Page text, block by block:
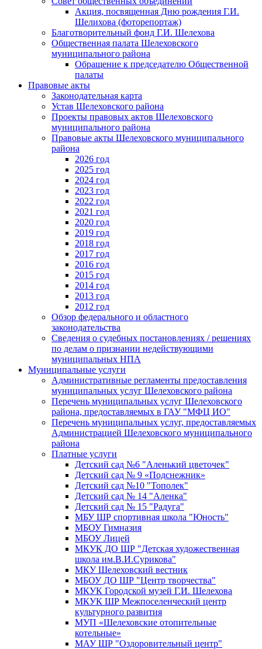
Акция, посвященная Дню рождения Г.И.
Шелихова (фоторепортаж)
Благотворительный фонд Г.И. Шелехова
Общественная палата Шелеховского
муниципального района
Обращение к председателю Общественной
палаты
Правовые акты
Законодательная карта
Устав Шелеховского района
Проекты правовых актов Шелеховского
муниципального района
Правовые акты Шелеховского муниципального
района
2026 год
2025 год
2024 год
2023 год
2022 год
2021 год
2020 год
2019 год
2018 год
2017 год
2016 год
2015 год
2014 год
2013 год
2012 год
Обзор федерального и областного
законодательства
Сведения о судебных постановлениях / решениях
по делам о признании недействующими
муниципальных НПА
Муниципальные услуги
Административные регламенты предоставления
муниципальных услуг Шелеховского района
Перечень муниципальных услуг Шелеховского
района, предоставляемых в ГАУ "МФЦ ИО"
Перечень муниципальных услуг, предоставляемых
Администрацией Шелеховского муниципального
района
Платные услуги
Детский сад №6 "Аленький цветочек"
Детский сад № 9 «Подснежник»
Детский сад №10 "Тополек"
Детский сад № 14 "Аленка"
Детский сад № 15 "Радуга"
МБУ ШР спортивная школа "Юность"
МБОУ Гимназия
МБОУ Лицей
МКУК ДО ШР "Детская художественная
школа им.В.И.Сурикова"
МКУ Шелеховский вестник
МБОУ ДО ШР "Центр творчества"
МКУК Городской музей Г.И. Шелехова
МКУК ШР Межпоселенческий центр
культурного развития
МУП «Шелеховские отопительные
котельные»
МАУ ШР "Оздоровительный центр"